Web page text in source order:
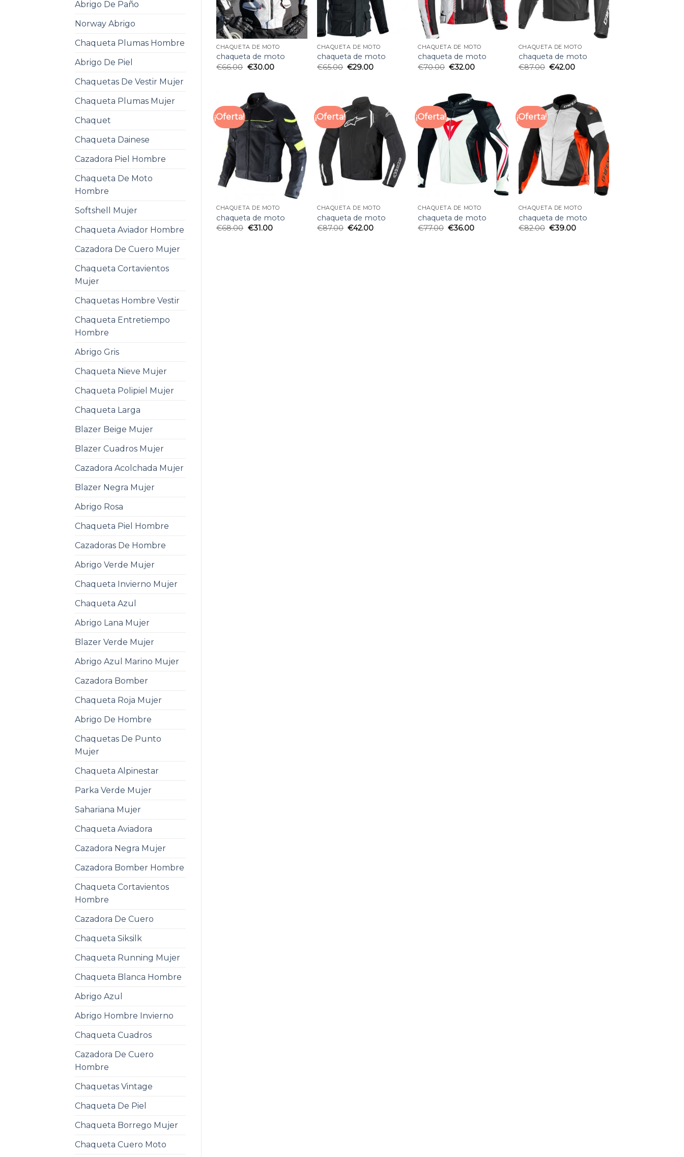
Abrigo De Paño
Norway Abrigo
Chaqueta Plumas Hombre
Abrigo De Piel
Chaquetas De Vestir Mujer
Chaqueta Plumas Mujer
Chaquet
Chaqueta Dainese
Cazadora Piel Hombre
Chaqueta De Moto
Hombre
Softshell Mujer
Chaqueta Aviador Hombre
Cazadora De Cuero Mujer
Chaqueta Cortavientos
Mujer
Chaquetas Hombre Vestir
Chaqueta Entretiempo
Hombre
Abrigo Gris
Chaqueta Nieve Mujer
Chaqueta Polipiel Mujer
Chaqueta Larga
Blazer Beige Mujer
Blazer Cuadros Mujer
Cazadora Acolchada Mujer
Blazer Negra Mujer
Abrigo Rosa
Chaqueta Piel Hombre
Cazadoras De Hombre
Abrigo Verde Mujer
Chaqueta Invierno Mujer
Chaqueta Azul
Abrigo Lana Mujer
Blazer Verde Mujer
Abrigo Azul Marino Mujer
Cazadora Bomber
Chaqueta Roja Mujer
Abrigo De Hombre
Chaquetas De Punto
Mujer
Chaqueta Alpinestar
Parka Verde Mujer
Sahariana Mujer
Chaqueta Aviadora
Cazadora Negra Mujer
Cazadora Bomber Hombre
Chaqueta Cortavientos
Hombre
Cazadora De Cuero
Chaqueta Siksilk
Chaqueta Running Mujer
Chaqueta Blanca Hombre
Abrigo Azul
Abrigo Hombre Invierno
Chaqueta Cuadros
Cazadora De Cuero
Hombre
Chaquetas Vintage
Chaqueta De Piel
Chaqueta Borrego Mujer
Chaqueta Cuero Moto
CHAQUETA DE MOTO
chaqueta de moto
€66.00 €30.00
CHAQUETA DE MOTO
chaqueta de moto
€65.00 €29.00
CHAQUETA DE MOTO
chaqueta de moto
€70.00 €32.00
CHAQUETA DE MOTO
chaqueta de moto
€87.00 €42.00
¡Oferta!
CHAQUETA DE MOTO
chaqueta de moto
€68.00 €31.00
¡Oferta!
CHAQUETA DE MOTO
chaqueta de moto
€87.00 €42.00
¡Oferta!
CHAQUETA DE MOTO
chaqueta de moto
€77.00 €36.00
¡Oferta!
CHAQUETA DE MOTO
chaqueta de moto
€82.00 €39.00